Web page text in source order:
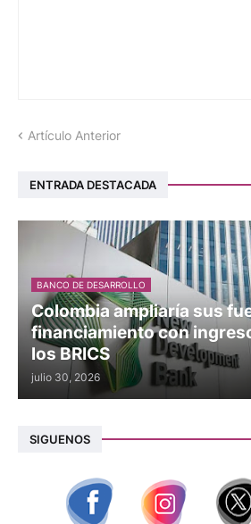
Artículo Anterior
ENTRADA DESTACADA
BANCO DE DESARROLLO
Colombia ampliaría sus
financiamiento con
los BRICS
julio 30, 2026
SIGUENOS